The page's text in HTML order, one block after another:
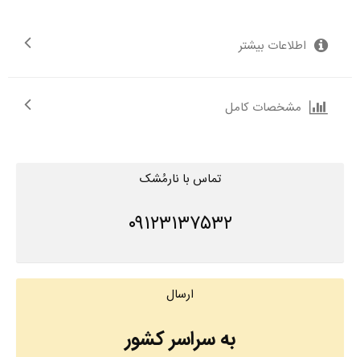
اطلاعات بیشتر
مشخصات کامل
تماس با نارمُشک
۰۹۱۲۳۱۳۷۵۳۲
ارسال
به سراسر کشور